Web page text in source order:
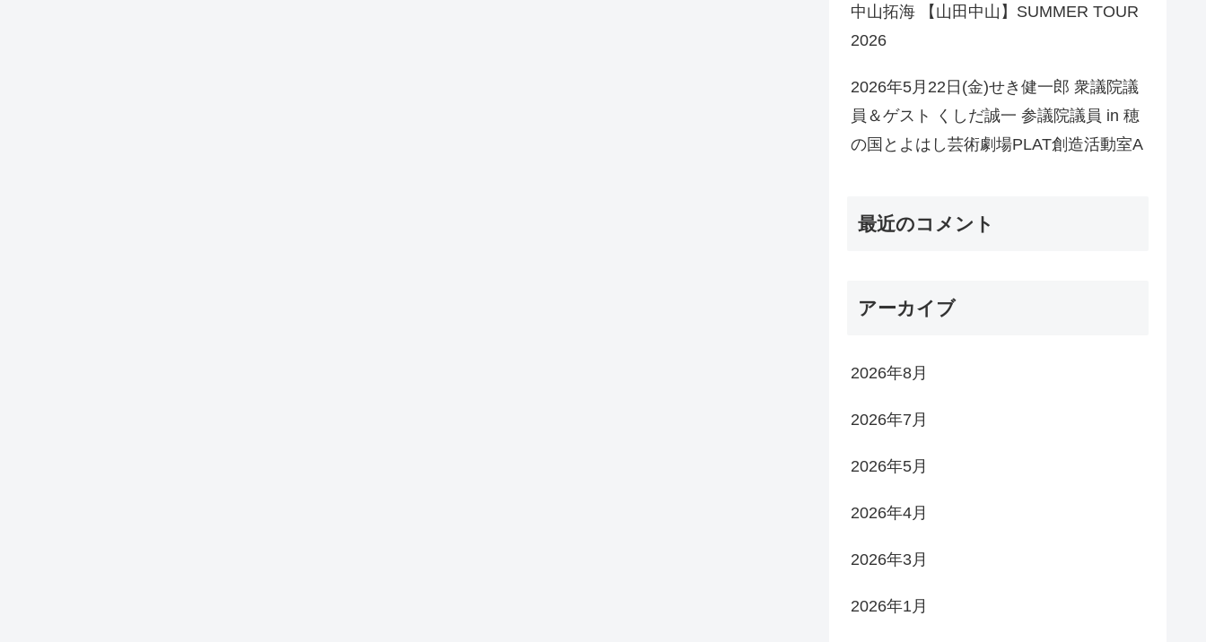
中山拓海 【山田中山】SUMMER TOUR
2026
2026年5月22日(金)せき健一郎 衆議院議
員＆ゲスト くしだ誠一 参議院議員 in 穂
の国とよはし芸術劇場PLAT創造活動室A
最近のコメント
アーカイブ
2026年8月
2026年7月
2026年5月
2026年4月
2026年3月
2026年1月